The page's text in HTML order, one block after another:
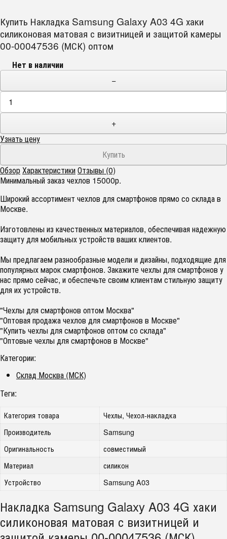
Купить Накладка Samsung Galaxy A03 4G хаки
силиконовая матовая с визитницей и защитой камеры
00-00047536 (МСК) оптом
Нет в наличии
−
+
Узнать цену
ОбзорХарактеристикиОтзывы (0)
Минимальный заказ чехлов 15000р.
Широкий ассортимент чехлов для смартфонов прямо со склада в
Москве.
Изготовлены из качественных материалов, обеспечивая надежную
защиту для мобильных устройств ваших клиентов.
Мы предлагаем разнообразные модели и дизайны, подходящие для
популярных марок смартфонов. Закажите чехлы для смартфонов у
нас прямо сейчас, и обеспечьте своим клиентам стильную защиту
для их устройств.
"Чехлы для смартфонов оптом Москва"
"Оптовая продажа чехлов для смартфонов в Москве"
"Купить чехлы для смартфонов оптом со склада"
"Оптовые чехлы для смартфонов в Москве"
Категории:
Склад Москва (МСК)
Теги:
Категория товара
Чехлы, Чехол-накладка
Производитель
Samsung
Оригинальность
совместимый
Материал
силикон
Устройство
Samsung A03
Накладка Samsung Galaxy A03 4G хаки
силиконовая матовая с визитницей и